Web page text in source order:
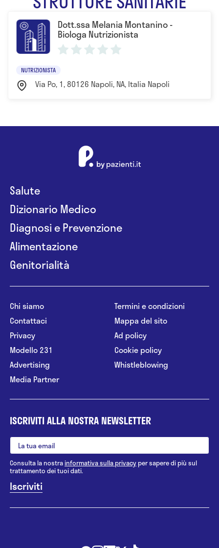
Dott.ssa Melania Montanino -
Biologa Nutrizionista
NUTRIZIONISTA
Via Po, 1, 80126 Napoli, NA, Italia Napoli
Salute
Dizionario Medico
Diagnosi e Prevenzione
Alimentazione
Genitorialità
Chi siamo
Contattaci
Privacy
Modello 231
Advertising
Media Partner
Termini e condizioni
Mappa del sito
Ad policy
Cookie policy
Whistleblowing
ISCRIVITI ALLA NOSTRA NEWSLETTER
Consulta la nostrainformativa sulla privacy per sapere di più sul
trattamento dei tuoi dati.